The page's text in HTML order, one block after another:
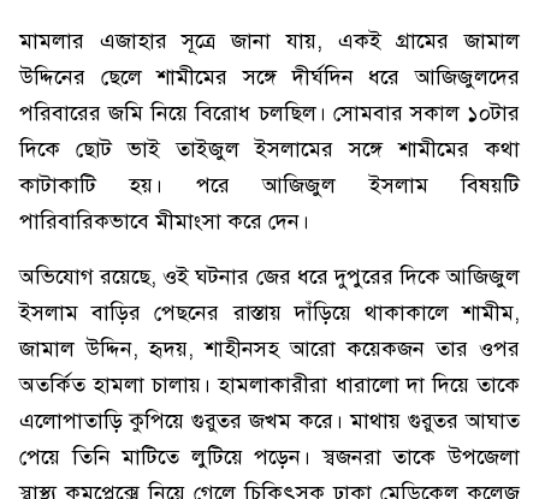
মামলার এজাহার সূত্রে জানা যায়, একই গ্রামের জামাল
উদ্দিনের ছেলে শামীমের সঙ্গে দীর্ঘদিন ধরে আজিজুলদের
পরিবারের জমি নিয়ে বিরোধ চলছিল। সোমবার সকাল ১০টার
দিকে ছোট ভাই তাইজুল ইসলামের সঙ্গে শামীমের কথা
কাটাকাটি হয়। পরে আজিজুল ইসলাম বিষয়টি
পারিবারিকভাবে মীমাংসা করে দেন।
অভিযোগ রয়েছে, ওই ঘটনার জের ধরে দুপুরের দিকে আজিজুল
ইসলাম বাড়ির পেছনের রাস্তায় দাঁড়িয়ে থাকাকালে শামীম,
জামাল উদ্দিন, হৃদয়, শাহীনসহ আরো কয়েকজন তার ওপর
অতর্কিত হামলা চালায়। হামলাকারীরা ধারালো দা দিয়ে তাকে
এলোপাতাড়ি কুপিয়ে গুরুতর জখম করে। মাথায় গুরুতর আঘাত
পেয়ে তিনি মাটিতে লুটিয়ে পড়েন। স্বজনরা তাকে উপজেলা
স্বাস্থ্য কমপ্লেক্সে নিয়ে গেলে চিকিৎসক ঢাকা মেডিকেল কলেজ